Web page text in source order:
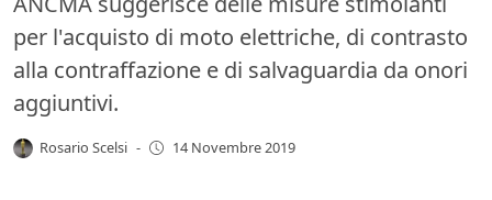
per l'acquisto di moto elettriche, di contrasto
alla contraffazione e di salvaguardia da onori
aggiuntivi.
Rosario Scelsi - 14 Novembre 2019